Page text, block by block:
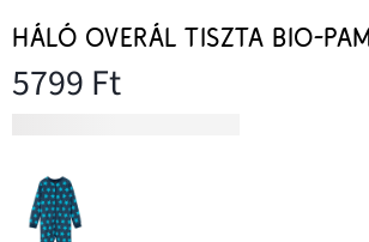
HÁLÓ OVERÁL TISZTA BIO-
5799 Ft